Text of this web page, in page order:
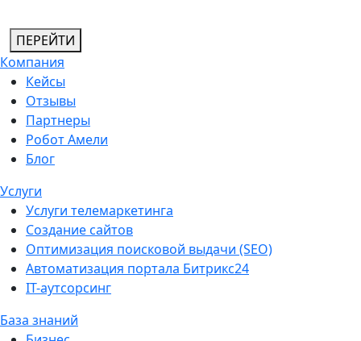
ПЕРЕЙТИ
Компания
Кейсы
Отзывы
Партнеры
Робот Амели
Блог
Услуги
Услуги телемаркетинга
Создание сайтов
Оптимизация поисковой выдачи (SEO)
Автоматизация портала Битрикс24
IT-аутсорсинг
База знаний